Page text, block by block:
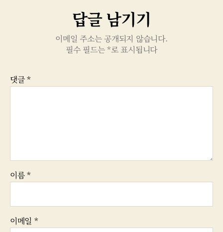
답글 남기기
이메일 주소는 공개되지 않습니다.
필수 필드는*로 표시됩니다
댓글*
이름*
이메일 *